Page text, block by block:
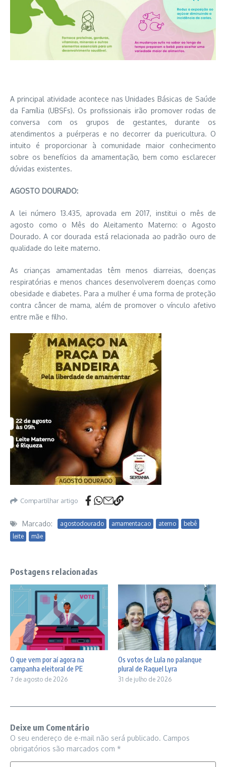
A principal atividade acontece nas Unidades Básicas de Saúde
da Família (UBSFs). Os profissionais irão promover rodas de
conversa com os grupos de gestantes, durante os
atendimentos a puérperas e no decorrer da puericultura. O
intuito é proporcionar à comunidade maior conhecimento
sobre os benefícios da amamentação, bem como esclarecer
dúvidas existentes.
AGOSTO DOURADO:
A lei número 13.435, aprovada em 2017, institui o mês de
agosto como o Mês do Aleitamento Materno: o Agosto
Dourado. A cor dourada está relacionada ao padrão ouro de
qualidade do leite materno.
As crianças amamentadas têm menos diarreias, doenças
respiratórias e menos chances desenvolverem doenças como
obesidade e diabetes. Para a mulher é uma forma de proteção
contra câncer de mama, além de promover o vínculo afetivo
entre mãe e filho.
Compartilhar artigo
Marcado: agostodourado amamentacao aterno
bebê
leite
mãe
Postagens relacionadas
O que vem por aí agora na
campanha eleitoral de PE
7 de agosto de 2026
Os votos de Lula no palanque
plural de Raquel Lyra
31 de julho de 2026
Deixe um Comentário
O seu endereço de e-mail não será publicado. Campos
obrigatórios são marcados com *